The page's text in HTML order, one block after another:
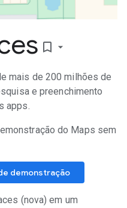
bookmark_border
mais de 200 milhões de
e preenchimento
apps.
do Maps sem
demonstração
(nova) em um